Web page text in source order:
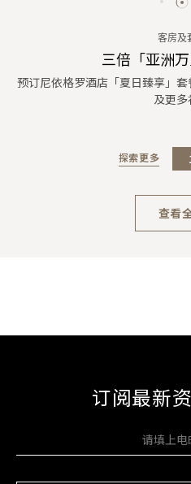
客房及
三倍「亚洲
预订尼依格罗酒店「夏日臻享」
及更多
探索更多
查看
订阅最新